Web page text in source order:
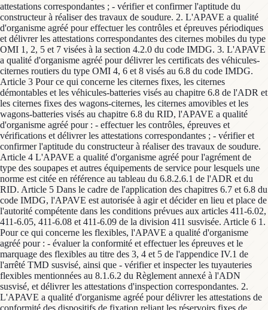
attestations correspondantes ; - vérifier et confirmer l'aptitude du
constructeur à réaliser des travaux de soudure. 2. L'APAVE a qualité
d'organisme agréé pour effectuer les contrôles et épreuves périodiques
et délivrer les attestations correspondantes des citernes mobiles du type
OMI 1, 2, 5 et 7 visées à la section 4.2.0 du code IMDG. 3. L'APAVE
a qualité d'organisme agréé pour délivrer les certificats des véhicules-
citernes routiers du type OMI 4, 6 et 8 visés au 6.8 du code IMDG.
Article 3 Pour ce qui concerne les citernes fixes, les citernes
démontables et les véhicules-batteries visés au chapitre 6.8 de l'ADR et
les citernes fixes des wagons-citernes, les citernes amovibles et les
wagons-batteries visés au chapitre 6.8 du RID, l'APAVE a qualité
d'organisme agréé pour : - effectuer les contrôles, épreuves et
vérifications et délivrer les attestations correspondantes ; - vérifier et
confirmer l'aptitude du constructeur à réaliser des travaux de soudure.
Article 4 L'APAVE a qualité d'organisme agréé pour l'agrément de
type des soupapes et autres équipements de service pour lesquels une
norme est citée en référence au tableau du 6.8.2.6.1 de l'ADR et du
RID. Article 5 Dans le cadre de l'application des chapitres 6.7 et 6.8 du
code IMDG, l'APAVE est autorisée à agir et décider en lieu et place de
l'autorité compétente dans les conditions prévues aux articles 411-6.02,
411-6.05, 411-6.08 et 411-6.09 de la division 411 susvisée. Article 6 1.
Pour ce qui concerne les flexibles, l'APAVE a qualité d'organisme
agréé pour : - évaluer la conformité et effectuer les épreuves et le
marquage des flexibles au titre des 3, 4 et 5 de l'appendice IV.1 de
l'arrêté TMD susvisé, ainsi que - vérifier et inspecter les tuyauteries
flexibles mentionnées au 8.1.6.2 du Règlement annexé à l'ADN
susvisé, et délivrer les attestations d'inspection correspondantes. 2.
L'APAVE a qualité d'organisme agréé pour délivrer les attestations de